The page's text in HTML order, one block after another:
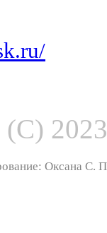
(С)
Оксана С.